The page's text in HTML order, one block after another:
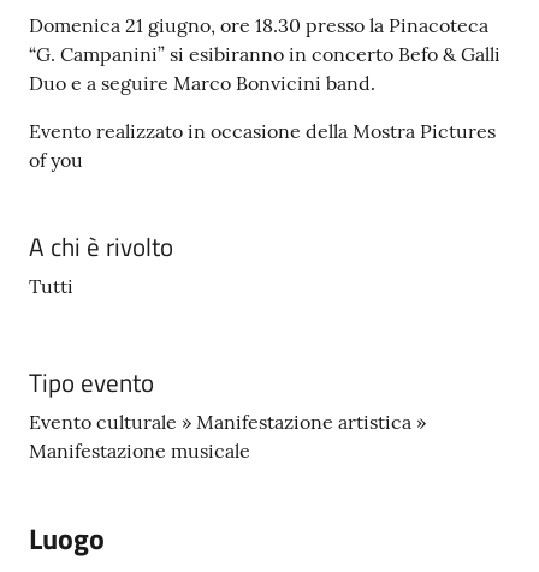
su
Domenica 21 giugno, ore 18.30 presso la Pinacoteca
“G. Campanini” si esibiranno in concerto Befo & Galli
Duo e a seguire Marco Bonvicini band.
Evento realizzato in occasione della Mostra Pictures
of you
A chi è rivolto
Tutti
Tipo evento
Evento culturale » Manifestazione artistica »
Manifestazione musicale
Luogo